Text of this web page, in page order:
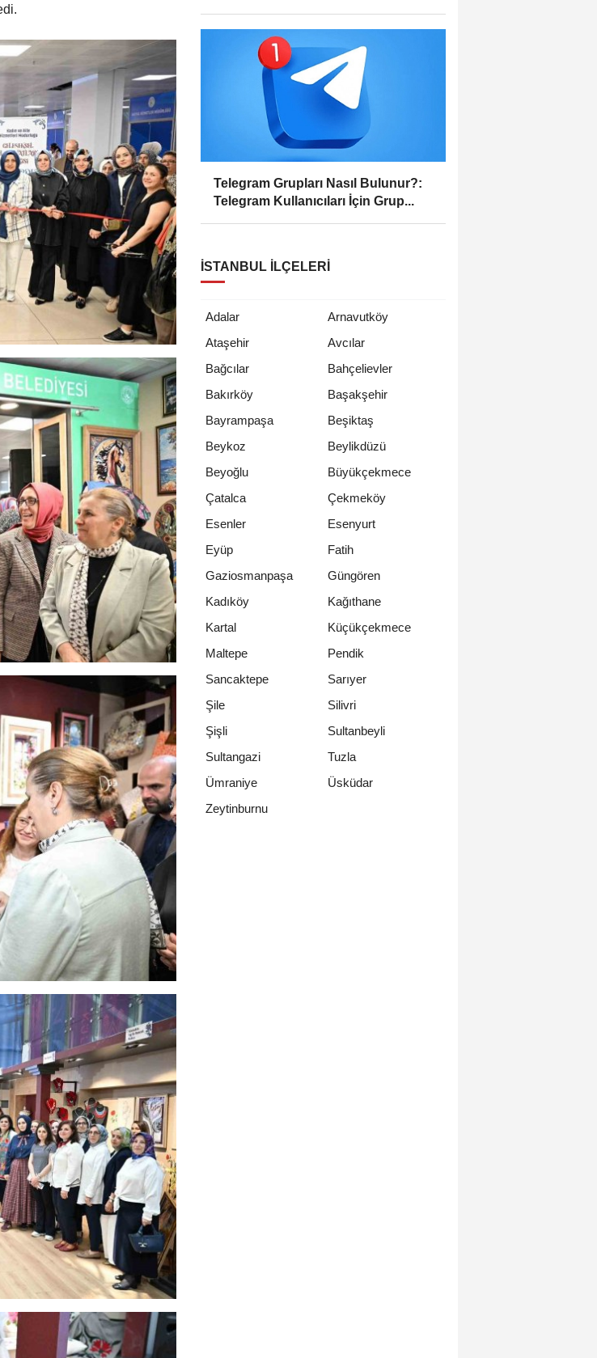
Telegram Grupları Nasıl Bulunur?:
Telegram Kullanıcıları İçin Grup...
İSTANBUL İLÇELERI
Adalar
Arnavutköy
Ataşehir
Avcılar
Bağcılar
Bahçelievler
Bakırköy
Başakşehir
Bayrampaşa
Beşiktaş
Beykoz
Beylikdüzü
Beyoğlu
Büyükçekmece
Çatalca
Çekmeköy
Esenler
Esenyurt
Eyüp
Fatih
Gaziosmanpaşa
Güngören
Kadıköy
Kağıthane
Kartal
Küçükçekmece
Maltepe
Pendik
Sancaktepe
Sarıyer
Şile
Silivri
Şişli
Sultanbeyli
Sultangazi
Tuzla
Ümraniye
Üsküdar
Zeytinburnu